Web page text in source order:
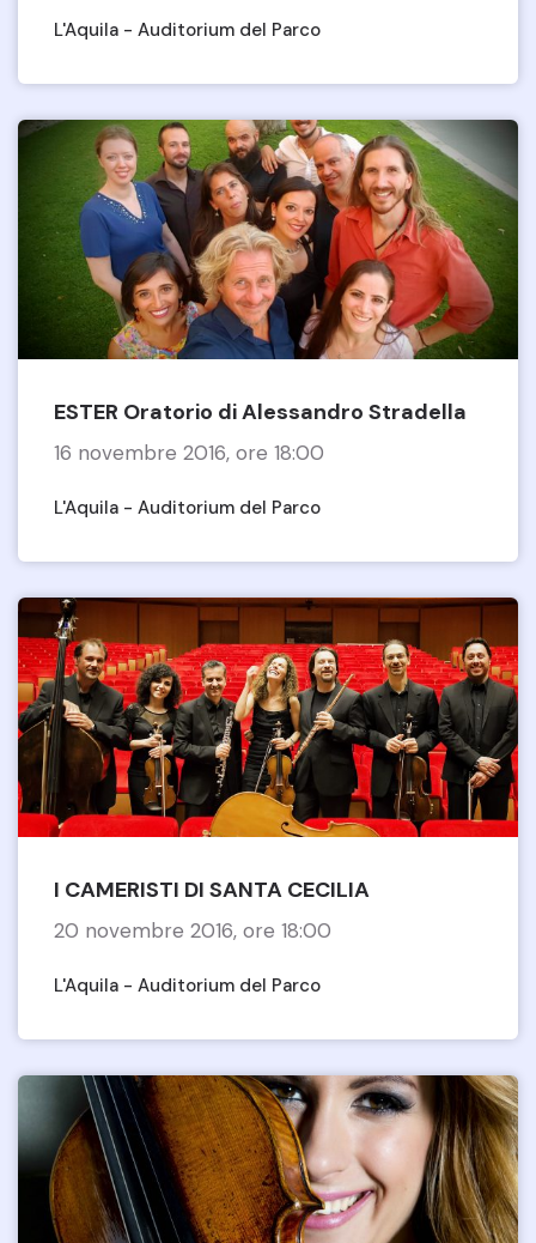
L'Aquila - Auditorium del Parco
ESTER Oratorio di Alessandro Stradella
16 novembre 2016, ore 18:00
L'Aquila - Auditorium del Parco
I CAMERISTI DI SANTA CECILIA
20 novembre 2016, ore 18:00
L'Aquila - Auditorium del Parco